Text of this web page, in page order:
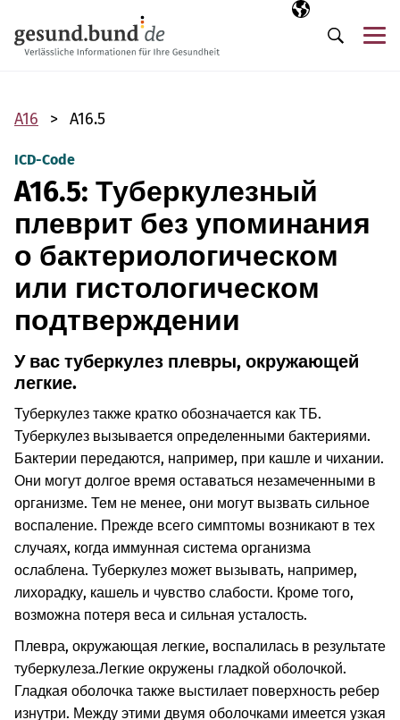
Выбранный
RU
Поиск
A16 A16.5
ICD-Code
A16.5: Туберкулезный
плеврит без упоминания
о бактериологическом
или гистологическом
подтверждении
У вас туберкулез плевры, окружающей
легкие.
Туберкулез также кратко обозначается как ТБ.
Туберкулез вызывается определенными бактериями.
Бактерии передаются, например, при кашле и чихании.
Они могут долгое время оставаться незамеченными в
организме. Тем не менее, они могут вызвать сильное
воспаление. Прежде всего симптомы возникают в тех
случаях, когда иммунная система организма
ослаблена. Туберкулез может вызывать, например,
лихорадку, кашель и чувство слабости. Кроме того,
возможна потеря веса и сильная усталость.
Плевра, окружающая легкие, воспалилась в результате
туберкулеза.Легкие окружены гладкой оболочкой.
Гладкая оболочка также выстилает поверхность ребер
изнутри. Между этими двумя оболочками имеется узкая